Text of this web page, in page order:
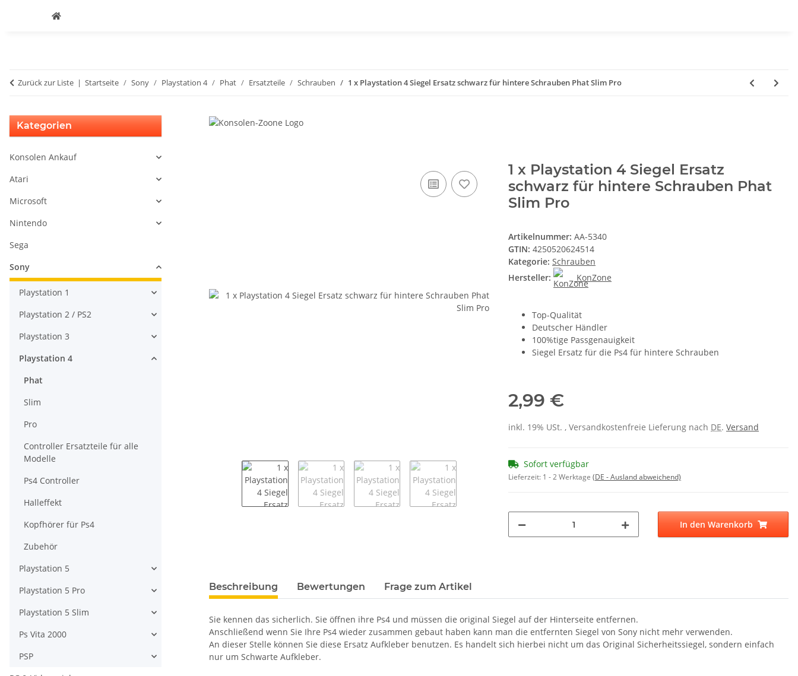
Zurück zur Liste Startseite Sony Playstation 4 Phat Ersatzteile Schrauben 1 x Playstation 4 Siegel Ersatz schwarz für hintere Schrauben Phat Slim Pro
1 x Playstation 4 Siegel Ersatz
schwarz für hintere Schrauben Phat
Slim Pro
Artikelnummer: AA-5340
GTIN: 4250520624514
Kategorie: Schrauben
Hersteller:
KonZone
Top-Qualität
Deutscher Händler
100%tige Passgenauigkeit
Siegel Ersatz für die Ps4 für hintere Schrauben
2,99 €
inkl. 19% USt. , Versandkostenfreie Lieferung nach DE. Versand
Sofort verfügbar
Lieferzeit: 1 - 2 Werktage (DE - Ausland abweichend)
In den Warenkorb
weitere Registerkarten anzeigen
Beschreibung Bewertungen Frage zum Artikel
Sie kennen das sicherlich. Sie öffnen ihre Ps4 und müssen die original Siegel auf der Hinterseite entfernen.
Anschließend wenn Sie Ihre Ps4 wieder zusammen gebaut haben kann man die entfernten Siegel von Sony nicht mehr verwenden.
An dieser Stelle können Sie diese Ersatz Aufkleber benutzen. Es handelt sich hierbei nicht um das Original Sicherheitssiegel, sondern einfach
nur um Schwarte Aufkleber.
Kategorien
Konsolen Ankauf
Atari
Microsoft
Nintendo
Sega
Sony
Playstation 1
Playstation 2 / PS2
Playstation 3
Playstation 4
Phat
Slim
Pro
Controller Ersatzteile für alle
Modelle
Ps4 Controller
Halleffekt
Kopfhörer für Ps4
Zubehör
Playstation 5
Playstation 5 Pro
Playstation 5 Slim
Ps Vita 2000
PSP